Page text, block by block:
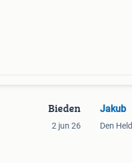
Bieden
2 jun 26
Jakub
Den